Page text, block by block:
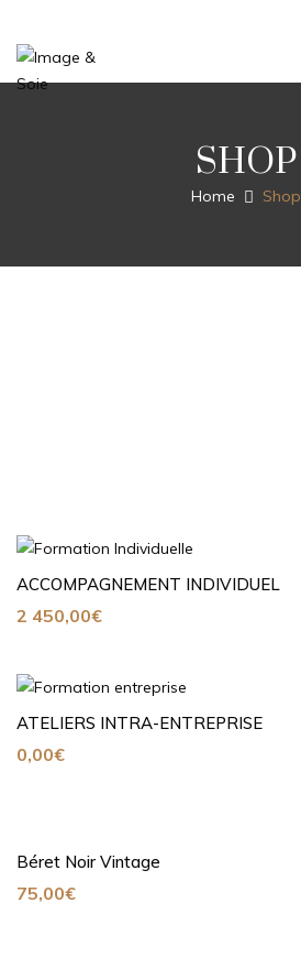
SHOP
Home Shop
ACCOMPAGNEMENT INDIVIDUEL
2 450,00€
ATELIERS INTRA-ENTREPRISE
0,00€
Béret Noir Vintage
75,00€